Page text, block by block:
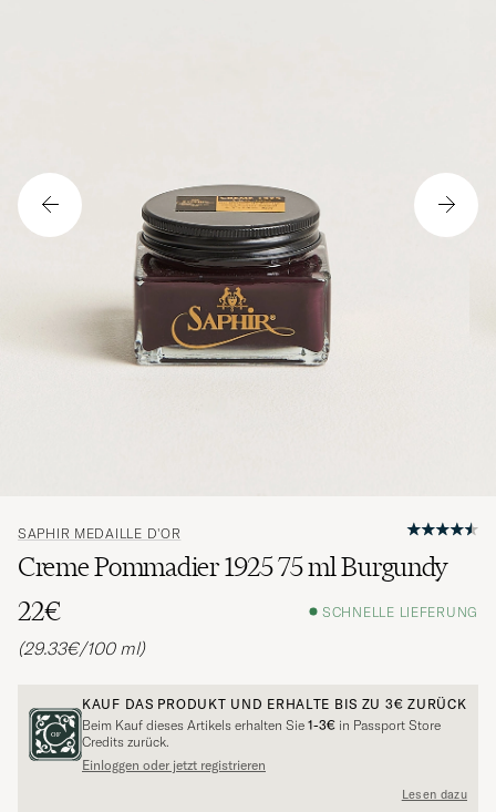
SAPHIR MEDAILLE D'OR
Creme Pommadier 1925 75 ml Burgundy
22€
SCHNELLE LIEFERUNG
(29.33€/100 ml)
KAUF DAS PRODUKT UND ERHALTE BIS ZU 3€ ZURÜCK
Beim Kauf dieses Artikels erhalten Sie 1-3€ in Passport Store
Credits zurück.
Einloggen oder jetzt registrieren
Lesen dazu